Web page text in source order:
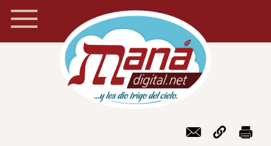
Pasar
contenido